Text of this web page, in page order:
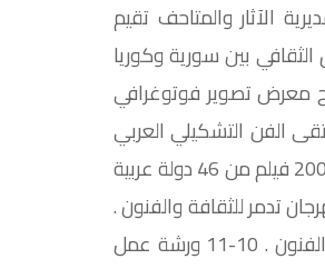
على مسرح الأوبرا بدار الأسد للثقافة والفنون بدمشق . 20-10 مديرية الآثار والمتاحف تقيم
التنفيذي للاتفاق الثقافي بين سورية وكوريا
تكريم الفنان وديع الصافي بدار الأوبرا السورية. 24-10 افتتاح معرض تصوير فوتوغرافي
في سورية في خان أسعد باشا . 31-10 معرض ملتقى الفن التشكيلي العربي
المعاصر . 7-11 انطلاق مهرجان دمشق السينمائي الثامن عشر بمشاركة أكثر من 200 فيلم من 46 دولة عربية
تدمر للثقافة والفنون .
13-11 إطلاق جائزة تترابليون تدمر للدراما والإعلان ضمن مهرجان تدمر للثقافة والفنون . 10-11 ورشة عمل